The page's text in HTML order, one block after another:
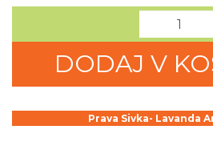
DODAJ V
Prava Sivka- Lavanda